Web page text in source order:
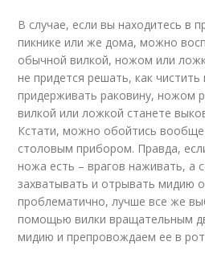
В случае, если вы находитесь в
пикнике или же дома, можно
обычной вилкой, ножом или
не придется решать, как
придерживать раковину, ножом
вилкой или ложкой станете
Кстати, можно обойтись
столовым прибором. Правда,
ножа есть – врагов наживать,
захватывать и отрывать мидию
проблематично, лучше все же
помощью вилки вращательным
мидию и препровождаем ее в